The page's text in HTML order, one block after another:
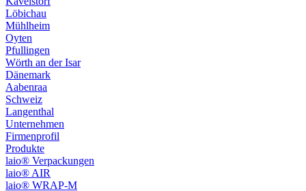
Löbichau
Mühlheim
Oyten
Pfullingen
Wörth an der Isar
Dänemark
Aabenraa
Schweiz
Langenthal
Unternehmen
Firmenprofil
Produkte
laio® Verpackungen
laio® AIR
laio® WRAP-M